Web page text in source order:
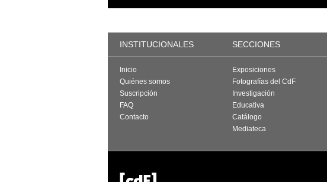
INSTITUCIONALES SECCIONES
Inicio
Quiénes somos
Suscripción
FAQ
Contacto
Exposiciones
Fotografías del CdF
Investigación
Educativa
Catálogo
Mediateca